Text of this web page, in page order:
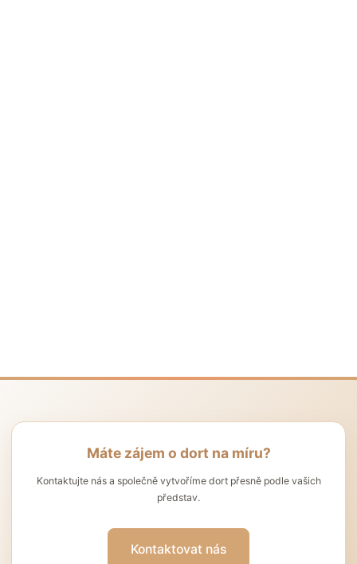
Máte zájem o dort na míru?
Kontaktujte nás a společně vytvoříme dort přesně podle vašich
představ.
Kontaktovat nás